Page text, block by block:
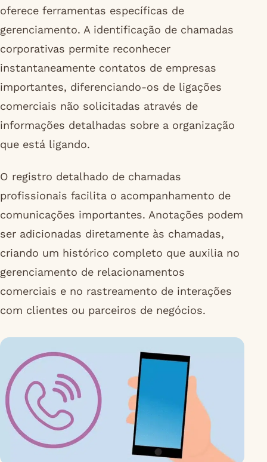
oferece ferramentas específicas de
gerenciamento. A identificação de chamadas
corporativas permite reconhecer
instantaneamente contatos de empresas
importantes, diferenciando-os de ligações
comerciais não solicitadas através de
informações detalhadas sobre a organização
que está ligando.
O registro detalhado de chamadas
profissionais facilita o acompanhamento de
comunicações importantes. Anotações podem
ser adicionadas diretamente às chamadas,
criando um histórico completo que auxilia no
gerenciamento de relacionamentos
comerciais e no rastreamento de interações
com clientes ou parceiros de negócios.